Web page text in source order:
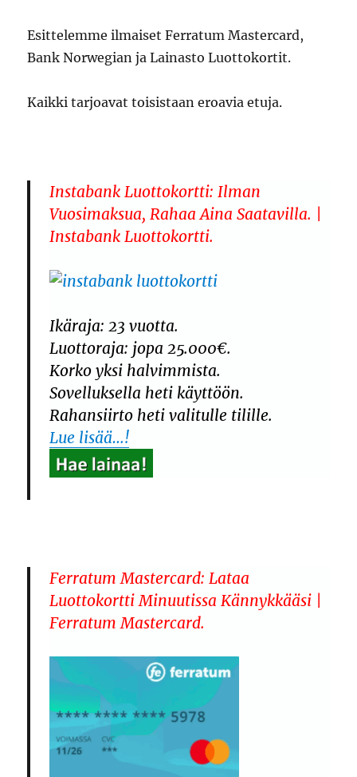
Esittelemme ilmaiset Ferratum Mastercard,
Bank Norwegian ja Lainasto Luottokortit.
Kaikki tarjoavat toisistaan eroavia etuja.
Instabank Luottokortti: Ilman
Vuosimaksua, Rahaa Aina Saatavilla. |
Instabank Luottokortti.
Ikäraja: 23 vuotta.
Luottoraja: jopa 25.000€.
Korko yksi halvimmista.
Sovelluksella heti käyttöön.
Rahansiirto heti valitulle tilille.
Lue lisää…!
Ferratum Mastercard: Lataa
Luottokortti Minuutissa Kännykkääsi |
Ferratum Mastercard.